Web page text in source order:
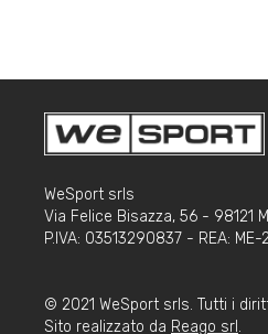
WeSport srls
Via Felice Bisazza, 56 - 98121
P.IVA: 03513290837 - REA: ME-
© 2021 WeSport srls. Tutti i
Sito realizzato da Reago srl .